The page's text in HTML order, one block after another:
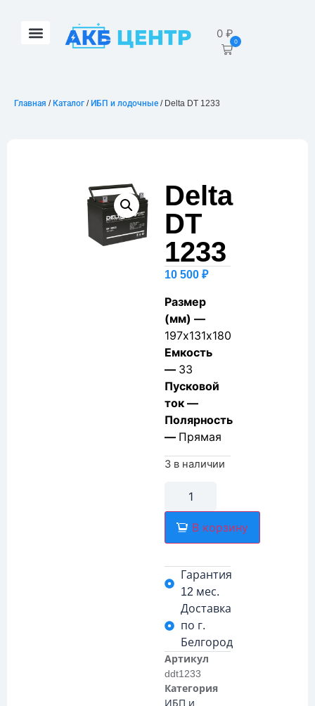
0₽
0
Главная / Каталог / ИБП и лодочные / Delta DT 1233
Delta
DT
1233
10 500 ₽
Размер
(мм) —
197х131х180
Емкость
— 33
Пусковой
ток —
Полярность
— Прямая
3 в наличии
В корзину
Гарантия
12 мес.
Доставка
по г.
Белгород
Артикул
ddt1233
Категория
ИБП и